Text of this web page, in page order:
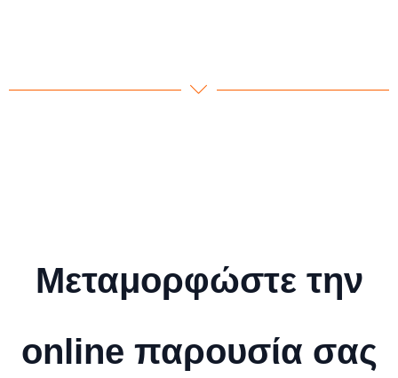
Μεταμορφώστε την
online παρουσία σας